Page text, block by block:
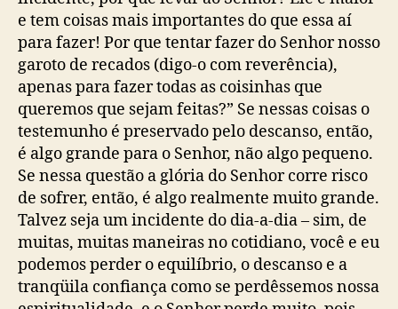
e tem coisas mais importantes do que essa aí
para fazer! Por que tentar fazer do Senhor nosso
garoto de recados (digo-o com reverência),
apenas para fazer todas as coisinhas que
queremos que sejam feitas?” Se nessas coisas o
testemunho é preservado pelo descanso, então,
é algo grande para o Senhor, não algo pequeno.
Se nessa questão a glória do Senhor corre risco
de sofrer, então, é algo realmente muito grande.
Talvez seja um incidente do dia-a-dia – sim, de
muitas, muitas maneiras no cotidiano, você e eu
podemos perder o equilíbrio, o descanso e a
tranqüila confiança como se perdêssemos nossa